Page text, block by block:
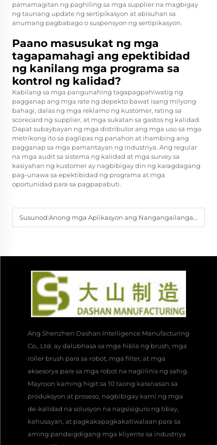
pamamagitan ng paghiling sa mga supplier na magbigay
ng taunang update ng sertipikasyon at abisuhan sa
anumang pagbabago o suspensyon ng sertipikasyon.
Paano masusukat ng mga
tagapamahagi ang epektibidad
ng kanilang mga programa sa
kontrol ng kalidad?
Kabilang sa mga pangunahing tagapagpahiwatig ng
pagganap ang mga rate ng depekto bawat isang milyong
bahagi, dalas ng mga reklamo ng kustomer, rating sa
scorecard ng supplier, at mga sukatan sa gastos ng kalidad.
Dapat subaybayan ng mga distributor ang mga uso sa mga
metrikong ito sa paglipas ng panahon at ihambing ang
pagganap sa mga pamantayan ng industriya. Ang regular
na mga audit sa sistema ng kalidad at mga survey sa
kasiyahan ng kustomer ay nagbibigay din ng karagdagang
pag-unawa sa epektibidad ng programa at mga
oportunidad para sa pagpapabuti.
Susunod:Anong mga Aplikasyon ang Nangangailangan ng Matibay na Bahagi ng Robot Vacuum sa mga Merkado ng Paglilinis
Ang Shenzhen Dashan Intelligence Manufacturing
Co., Ltd. ay dalubhasa sa mga hibla ng brush, mga
roller brush para sa robot, mga filter, at mga
aksesorya para sa mga robot na naglilinis ng sahig.
Mayroon kaming higit sa 10 taong karanasan sa
produksyon at proseso, nagbibigay kami ng mga
de-kalidad na solusyon na nagsisiguro ng tibay,
kahusayan, at pagkakapagkakatiwalaan para sa
aming pandaigdigang mga kliyente sa industriya